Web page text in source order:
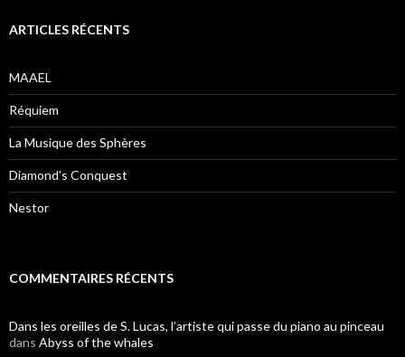
ARTICLES RÉCENTS
MAAEL
Réquiem
La Musique des Sphères
Diamond’s Conquest
Nestor
COMMENTAIRES RÉCENTS
Dans les oreilles de S. Lucas, l’artiste qui passe du piano au pinceau
dans Abyss of the whales